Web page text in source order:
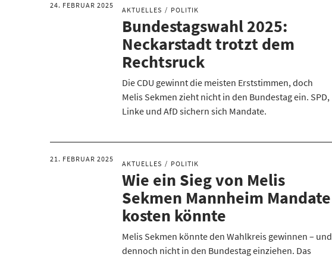
24. FEBRUAR 2025
AKTUELLES POLITIK
Bundestagswahl 2025:
Neckarstadt trotzt dem
Rechtsruck
Die CDU gewinnt die meisten Erststimmen, doch
Melis Sekmen zieht nicht in den Bundestag ein. SPD,
Linke und AfD sichern sich Mandate.
21. FEBRUAR 2025
AKTUELLES POLITIK
Wie ein Sieg von Melis
Sekmen Mannheim Mandate
kosten könnte
Melis Sekmen könnte den Wahlkreis gewinnen – und
dennoch nicht in den Bundestag einziehen. Das